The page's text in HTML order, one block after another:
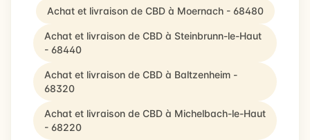
Achat et livraison de CBD à Moernach - 68480
Achat et livraison de CBD à Steinbrunn-le-Haut
- 68440
Achat et livraison de CBD à Baltzenheim -
68320
Achat et livraison de CBD à Michelbach-le-Haut
- 68220